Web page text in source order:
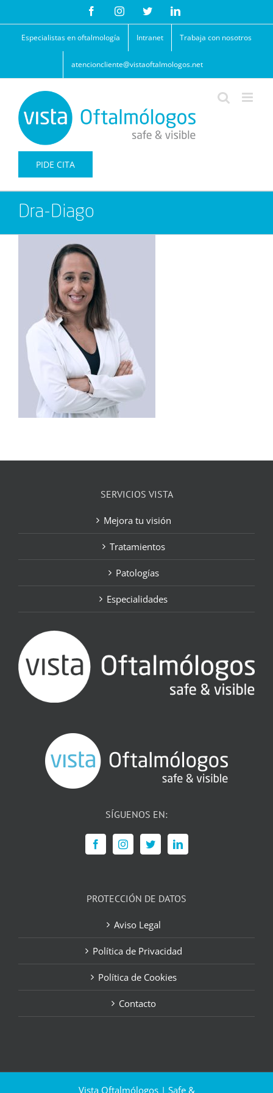
contenido
FacebookInstagramTwitterLinkedIn
Especialistas en oftalmología Intranet Trabaja con nosotros
atencioncliente@vistaoftalmologos.net
PIDE CITA
Dra-Diago
SERVICIOS VISTA
Mejora tu visión
Tratamientos
Patologías
Especialidades
SÍGUENOS EN:
PROTECCIÓN DE DATOS
Aviso Legal
Política de Privacidad
Política de Cookies
Contacto
Vista Oftalmólogos | Safe &